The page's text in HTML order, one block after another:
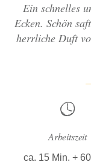
Ein schnelles
Ecken. Schön
herrliche Duft
Arbeitszeit
ca. 15 Min. +